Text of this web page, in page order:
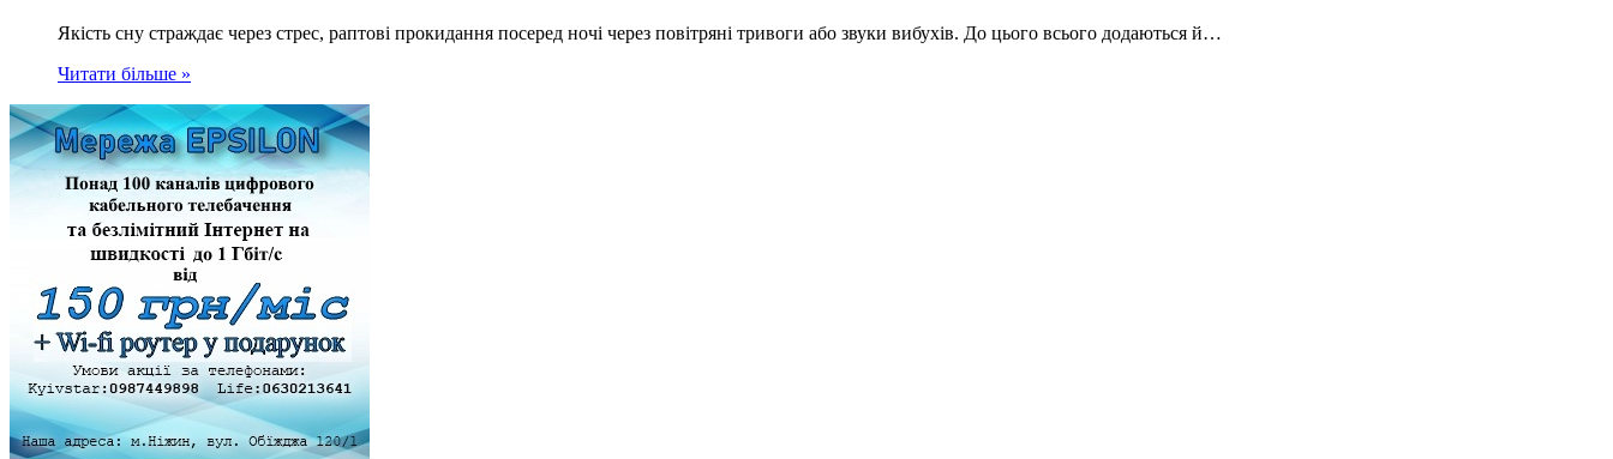
Якість сну страждає через стрес, раптові прокидання посеред ночі через повітряні тривоги або звуки вибухів. До цього всього додаються й…
Читати більше »